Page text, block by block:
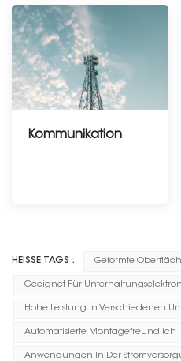
Kommunikation
HEISSE TAGS : Geformte
Geeignet Für
Hohe Leistung In Verschiedenen
Automatisierte Montagefreundlich
Anwendungen In Der